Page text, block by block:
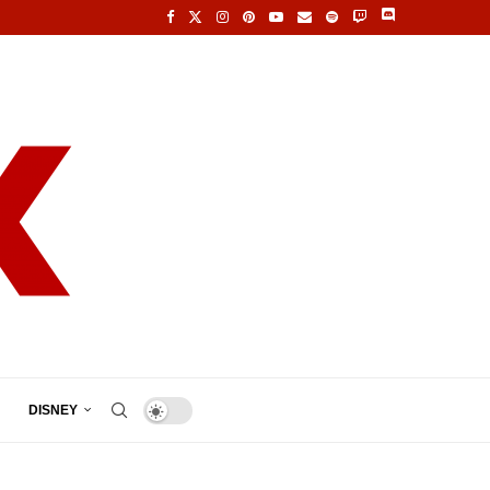
DISNEY